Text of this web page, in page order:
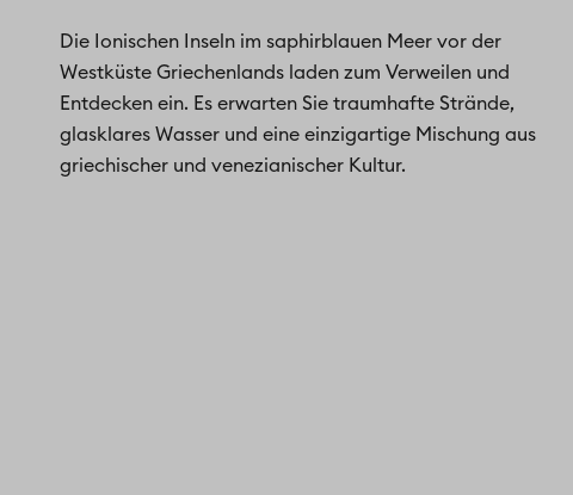
Die Ionischen Inseln im saphirblauen Meer vor der
Westküste Griechenlands laden zum Verweilen und
Entdecken ein. Es erwarten Sie traumhafte Strände,
glasklares Wasser und eine einzigartige Mischung aus
griechischer und venezianischer Kultur.